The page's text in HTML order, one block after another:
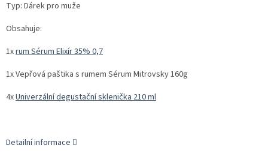
Typ: Dárek pro muže
Obsahuje:
1xrum Sérum Elixír 35% 0,7
1x Vepřová paštika s rumem Sérum Mitrovsky 160g
4xUniverzální degustační sklenička 210 ml
Detailní informace